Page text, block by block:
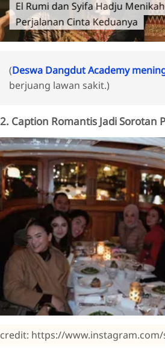
El Rumi dan Syifa Hadju
Perjalanan Cinta Keduanya
(Deswa Dangdut Academy
berjuang lawan sakit.)
2. Caption Romantis Jadi Sorotan
credit: https://